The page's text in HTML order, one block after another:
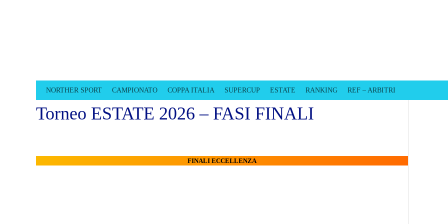
NORTHER SPORT CAMPIONATO COPPA ITALIA SUPERCUP ESTATE RANKING REF – ARBITRI
Torneo ESTATE 2026 – FASI FINALI
FINALI ECCELLENZA